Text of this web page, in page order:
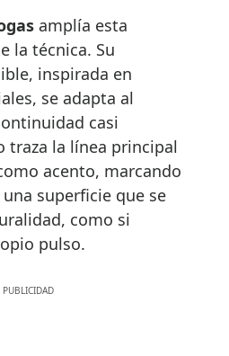
amplía esta
la técnica. Su
inspirada en
se adapta al
casi
traza la línea principal
acento, marcando
superficie que se
como si
pulso.